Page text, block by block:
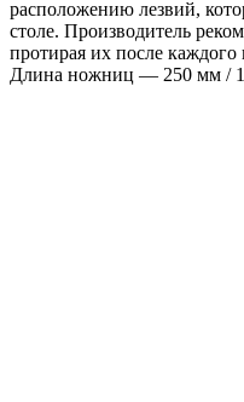
расположению лезвий,
столе. Производитель
протирая их после
Длина ножниц — 250 мм /